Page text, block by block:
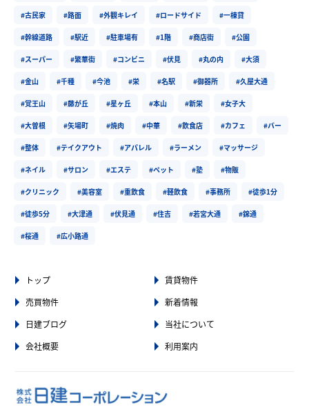
#古民家 #路面 #外観キレイ #ロードサイド #一棟貸
#幹線道路 #駅近 #駐車場有 #1階 #商店街 #公園
#スーパー #繁華街 #コンビニ #伏見 #丸の内 #大須
#金山 #千種 #今池 #栄 #名駅 #御器所 #久屋大通
#覚王山 #藤が丘 #星ヶ丘 #本山 #新栄 #女子大
#大曽根 #矢場町 #焼肉 #中華 #飲食店 #カフェ #バー
#整体 #テイクアウト #アパレル #ラーメン #マッサージ
#ネイル #サロン #エステ #ペット #塾 #物販
#クリニック #美容室 #重飲食 #軽飲食 #事務所 #徒歩1分
#徒歩5分 #大津通 #伏見通 #住吉 #若宮大通 #錦通
#桜通 #広小路通
トップ
賃貸物件
売買物件
新着情報
日建ブログ
当社について
会社概要
利用案内